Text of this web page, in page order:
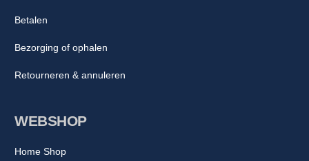
WEBSHOP
Home Shop
Betalen
Bezorging of ophalen
Retourneren & annuleren